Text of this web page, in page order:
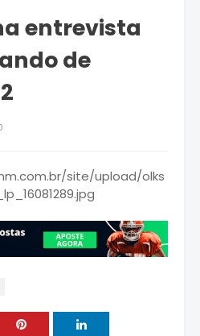
entrevista
de